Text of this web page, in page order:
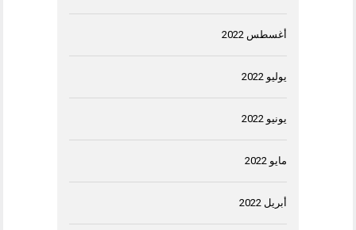
أغسطس 2022
يوليو 2022
يونيو 2022
مايو 2022
أبريل 2022